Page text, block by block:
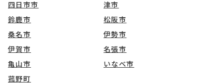
四日市市
津市
鈴鹿市
松阪市
桑名市
伊勢市
伊賀市
名張市
亀山市
いなべ市
菰野町